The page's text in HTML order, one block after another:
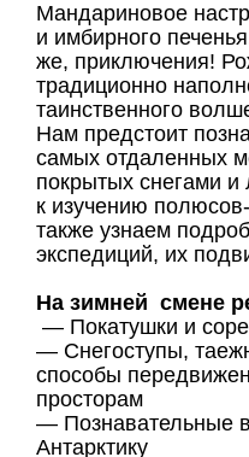
Мандариновое
и имбирного
же, приключения!
традиционно
таинственного
Нам предстоит
самых отдаленных
покрытых снегами
к изучению
также узнаем
экспедиций, их
На зимней смене
— Покатушки и
— Снегоступы,
способы
просторам
— Познавательные
Антарктику